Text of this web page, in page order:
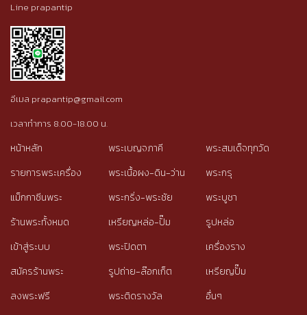
Line prapantip
อีเมล prapantip@gmail.com
เวลาทำการ 8.00-18.00 น.
หน้าหลัก
รายการพระเครื่อง
แม็กกาซีนพระ
ร้านพระทั้งหมด
เข้าสู่ระบบ
สมัครร้านพระ
ลงพระฟรี
พระเบญจภาคี
พระเนื้อผง-ดิน-ว่าน
พระกริ่ง-พระชัย
เหรียญหล่อ-ปั๊ม
พระปิดตา
รูปถ่าย-ล๊อกเก็ต
พระติดรางวัล
พระสมเด็จทุกวัด
พระกรุ
พระบูชา
รูปหล่อ
เครื่องราง
เหรียญปั๊ม
อื่นๆ